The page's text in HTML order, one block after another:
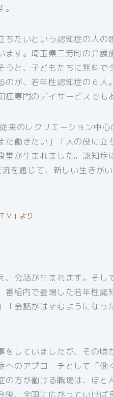
たいという認知症の人の
す。埼玉県三芳町の介護
と、子どもたちに無料で
が、若年性認知症の６人
専門のデイサービスでも
来のレクリエーション中
だ働きたい」「人の役に立
が生まれました。認知症
を通じて、新しい生きが
Ｖ」より
、会話が生まれます。そし
組内で登場した若年性認
会話がはずむようになっ
していましたが、その頃
のアプローチとして「働
方が働ける職場は、ほと
、全国に広がっていけば